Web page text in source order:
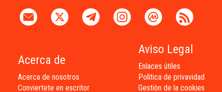
Acerca de
Acerca de nosotros
Conviertete en escritor
Aviso Legal
Enlaces útiles
Polìtica de privavidad
Gestiòn de la cookies